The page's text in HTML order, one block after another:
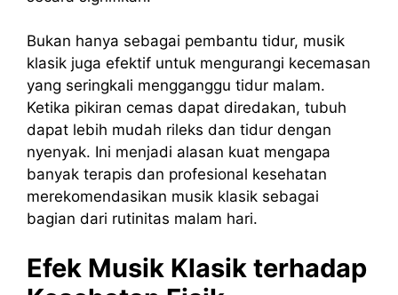
Bukan hanya sebagai pembantu tidur, musik
klasik juga efektif untuk mengurangi kecemasan
yang seringkali mengganggu tidur malam.
Ketika pikiran cemas dapat diredakan, tubuh
dapat lebih mudah rileks dan tidur dengan
nyenyak. Ini menjadi alasan kuat mengapa
banyak terapis dan profesional kesehatan
merekomendasikan musik klasik sebagai
bagian dari rutinitas malam hari.
Efek Musik Klasik terhadap